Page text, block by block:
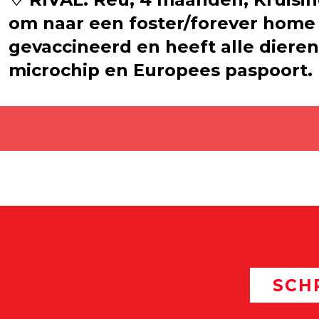
om naar een foster/forever
gevaccineerd en heeft alle
microchip en Europees paspoort.